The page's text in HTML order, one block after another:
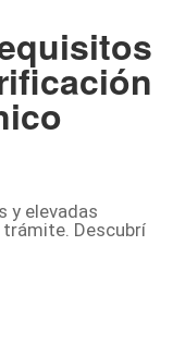
y elevadas
Descubrí